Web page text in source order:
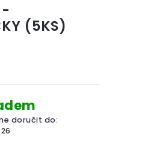
-
(5KS)
doručit do: